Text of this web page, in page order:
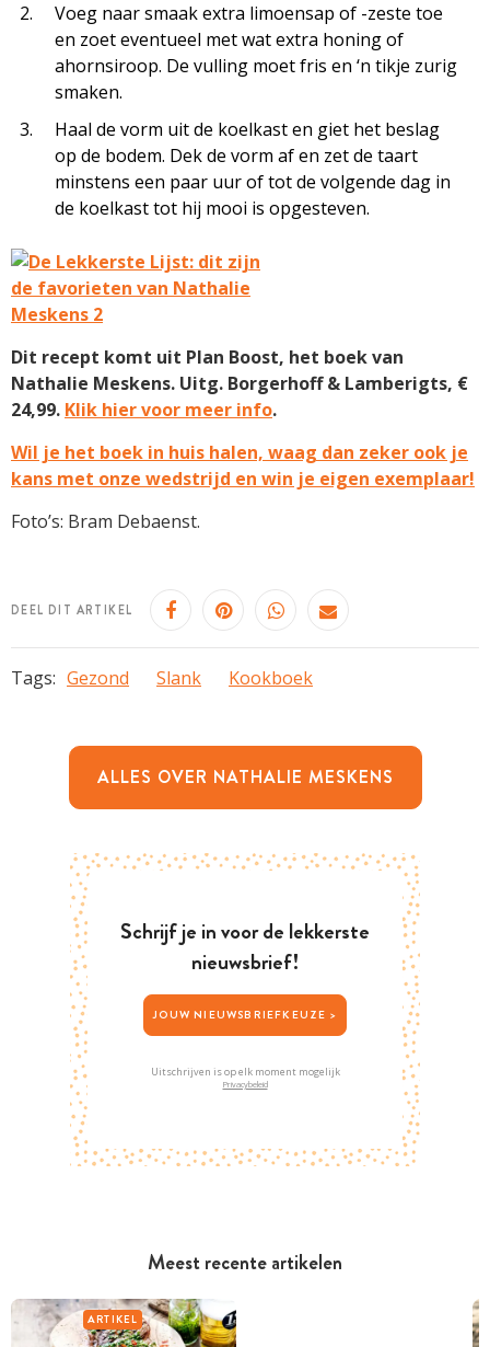
Meest recente artikelen
ARTIKEL
Voeg naar smaak extra limoensap of -zeste toe
en zoet eventueel met wat extra honing of
ahornsiroop. De vulling moet fris en ‘n tikje zurig
smaken.
Haal de vorm uit de koelkast en giet het beslag
op de bodem. Dek de vorm af en zet de taart
minstens een paar uur of tot de volgende dag in
de koelkast tot hij mooi is opgesteven.
Dit recept komt uit Plan Boost, het boek van
Nathalie Meskens. Uitg. Borgerhoff & Lamberigts, €
24,99. Klik hier voor meer info.
Wil je het boek in huis halen, waag dan zeker ook je
kans met onze wedstrijd en win je eigen exemplaar!
Foto’s: Bram Debaenst.
DEEL DIT ARTIKEL
Tags: Gezond Slank Kookboek
ALLES OVER NATHALIE MESKENS
Schrijf je in voor de lekkerste
nieuwsbrief!
JOUW NIEUWSBRIEFKEUZE >
Uitschrijven is op elk moment mogelijk
Privacybeleid